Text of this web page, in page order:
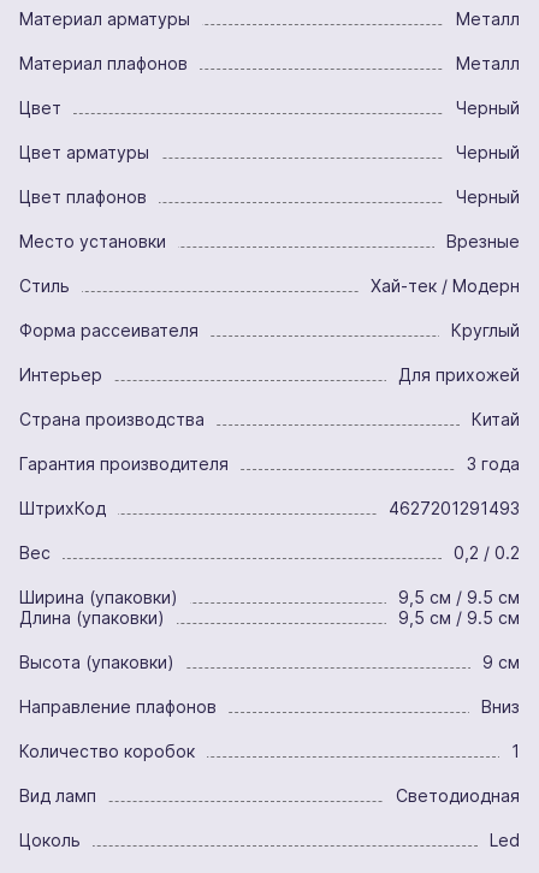
Материал арматуры Металл
Материал плафонов Металл
Цвет Черный
Цвет арматуры Черный
Цвет плафонов Черный
Место установки Врезные
Стиль Хай-тек / Модерн
Форма рассеивателя Круглый
Интерьер Для прихожей
Страна производства Китай
Гарантия производителя 3 года
ШтрихКод 4627201291493
Вес 0,2 / 0.2
Ширина (упаковки)
9,5 см / 9.5 см
Длина (упаковки)
9,5 см / 9.5 см
Высота (упаковки) 9 см
Направление плафонов Вниз
Количество коробок 1
Вид ламп Светодиодная
Цоколь Led